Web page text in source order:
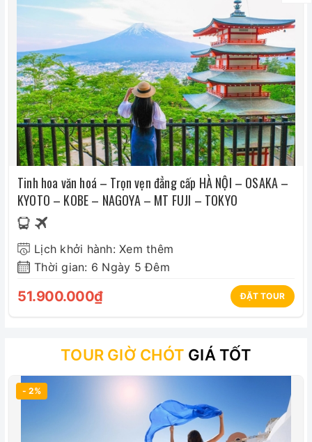
• Visa nhập cảnh lại VN với khách Việt Kiều, Ngoại
• Thuế VAT
Tinh hoa văn hoá – Trọn vẹn đẳng cấp HÀ NỘI – OSAKA –
KYOTO – KOBE – NAGOYA – MT FUJI – TOKYO
Lịch khởi hành: Xem thêm
Thời gian: 6 Ngày 5 Đêm
51.900.000₫ ĐẶT TOUR
TOUR GIỜ CHÓT GIÁ TỐT
- 2%